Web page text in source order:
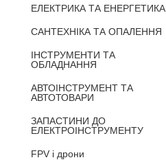
ЕЛЕКТРИКА ТА ЕНЕРГЕТИКА
САНТЕХНІКА ТА ОПАЛЕННЯ
ІНСТРУМЕНТИ ТА
ОБЛАДНАННЯ
АВТОІНСТРУМЕНТ ТА
АВТОТОВАРИ
ЗАПАСТИНИ ДО
ЕЛЕКТРОІНСТРУМЕНТУ
FPV і дрони